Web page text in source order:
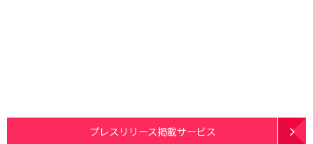
プレスリリース掲載サービス